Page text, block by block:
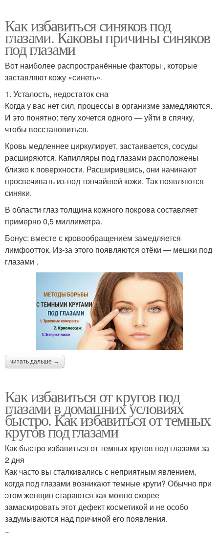
Как избавиться синяков под
глазами. Каковы причины синяков
под глазами
Вот наиболее распространённые факторы , которые
заставляют кожу «синеть».
1. Усталость, недостаток сна
Когда у вас нет сил, процессы в организме замедляются.
И это понятно: телу хочется одного — уйти в спячку,
чтобы восстановиться.
Кровь медленнее циркулирует, застаивается, сосуды
расширяются. Капилляры под глазами расположены
близко к поверхности. Расширившись, они начинают
просвечивать из‑под тончайшей кожи. Так появляются
синяки.
В области глаз толщина кожного покрова составляет
примерно 0,5 миллиметра.
Бонус: вместе с кровообращением замедляется
лимфоотток. Из‑за этого появляются отёки — мешки под
глазами .
читать дальше →
Как избавиться от кругов под
глазами в домашних условиях
быстро. Как избавиться от темных
кругов под глазами
Как быстро избавиться от темных кругов под глазами за
2 дня
Как часто вы сталкивались с неприятным явлением,
когда под глазами возникают темные круги? Обычно при
этом женщин стараются как можно скорее
замаскировать этот дефект косметикой и не особо
задумываются над причиной его появления.